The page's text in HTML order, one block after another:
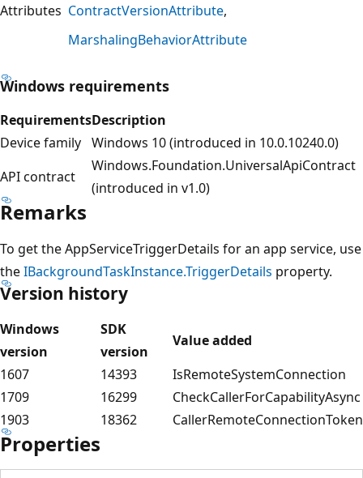
Attributes ContractVersionAttribute
MarshalingBehaviorAttribute
Windows requirements
RequirementsDescription
Device family Windows 10 (introduced in 10.0.10240.0)
API contract
Windows.Foundation.UniversalApiContract
(introduced in v1.0)
Remarks
To get the AppServiceTriggerDetails for an app service, use
theIBackgroundTaskInstance.TriggerDetails property.
Version history
Windows
version
SDK
version
Value added
1607
14393
IsRemoteSystemConnection
1709
16299
CheckCallerForCapabilityAsync
1903
18362 CallerRemoteConnectionToken
Properties